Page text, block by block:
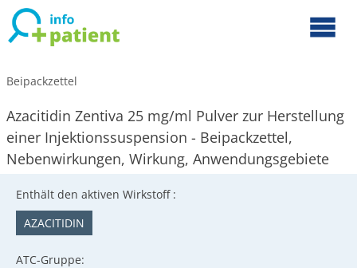
Beipackzettel
Azacitidin Zentiva 25 mg/ml Pulver zur Herstellung
einer Injektionssuspension - Beipackzettel,
Nebenwirkungen, Wirkung, Anwendungsgebiete
Enthält den aktiven Wirkstoff :
AZACITIDIN
ATC-Gruppe: